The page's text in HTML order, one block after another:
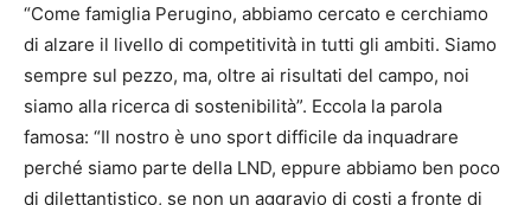
“Come famiglia Perugino, abbiamo cercato e cerchiamo
di alzare il livello di competitività in tutti gli ambiti. Siamo
sempre sul pezzo, ma, oltre ai risultati del campo, noi
siamo alla ricerca di sostenibilità”. Eccola la parola
famosa: “Il nostro è uno sport difficile da inquadrare
perché siamo parte della LND, eppure abbiamo ben poco
di dilettantistico, se non un aggravio di costi a fronte di